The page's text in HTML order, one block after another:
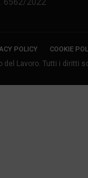
6562/2022
POLICY COOKIE
del Lavoro. Tutti i diritti